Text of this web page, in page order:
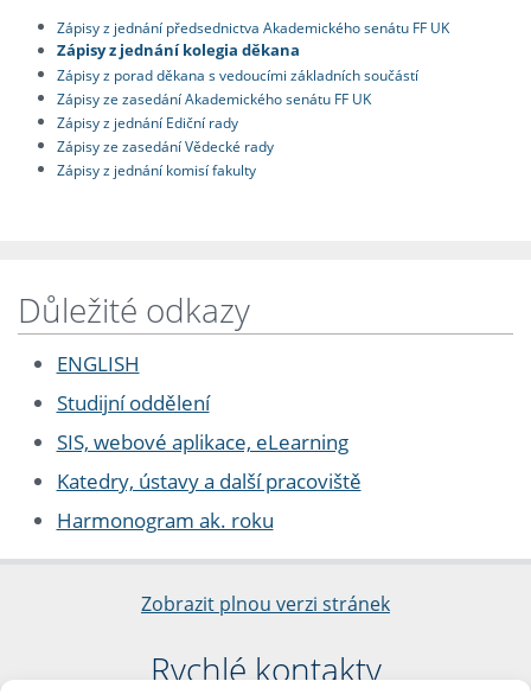
Zápisy z jednání předsednictva Akademického senátu FF UK
Zápisy z jednání kolegia děkana
Zápisy z porad děkana s vedoucími základních součástí
Zápisy ze zasedání Akademického senátu FF UK
Zápisy z jednání Ediční rady
Zápisy ze zasedání Vědecké rady
Zápisy z jednání komisí fakulty
Důležité odkazy
ENGLISH
Studijní oddělení
SIS, webové aplikace, eLearning
Katedry, ústavy a další pracoviště
Harmonogram ak. roku
Zobrazit plnou verzi stránek
Rychlé kontakty